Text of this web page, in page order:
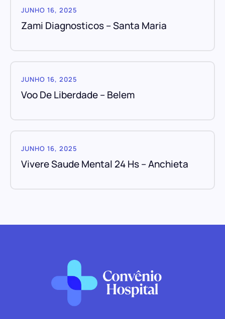
JUNHO 16, 2025
Zami Diagnosticos – Santa Maria
JUNHO 16, 2025
Voo De Liberdade – Belem
JUNHO 16, 2025
Vivere Saude Mental 24 Hs – Anchieta